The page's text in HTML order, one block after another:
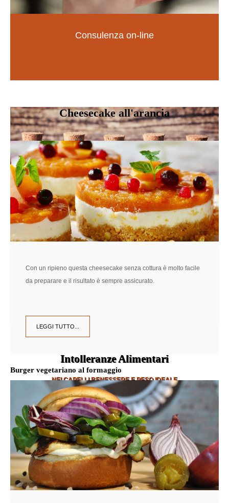
Intolleranze Alimentari
NEI CAPELLI BENESSERE E PESO IDEALE
SCOPRI DI PIÙ
Consulenza on-line
Cheesecake all'arancia
Con un ripieno questa cheesecake senza cottura è molto facile
da preparare e il risultato è sempre assicurato.
LEGGI TUTTO...
Burger vegetariano al formaggio